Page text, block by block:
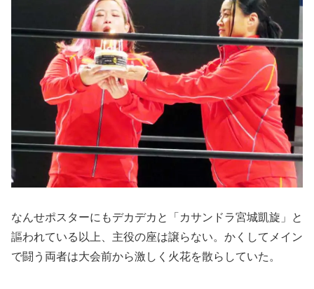
なんせポスターにもデカデカと「カサンドラ宮城凱旋」と
謳われている以上、主役の座は譲らない。かくしてメイン
で闘う両者は大会前から激しく火花を散らしていた。